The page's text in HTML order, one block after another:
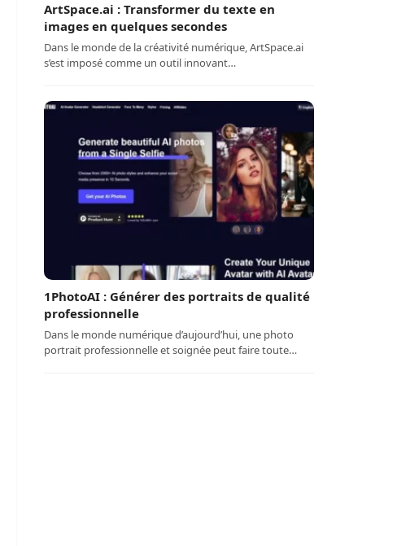
ArtSpace.ai : Transformer du texte en
images en quelques secondes
Dans le monde de la créativité numérique, ArtSpace.ai
s’est imposé comme un outil innovant…
1PhotoAI : Générer des portraits de qualité
professionnelle
Dans le monde numérique d’aujourd’hui, une photo
portrait professionnelle et soignée peut faire toute…